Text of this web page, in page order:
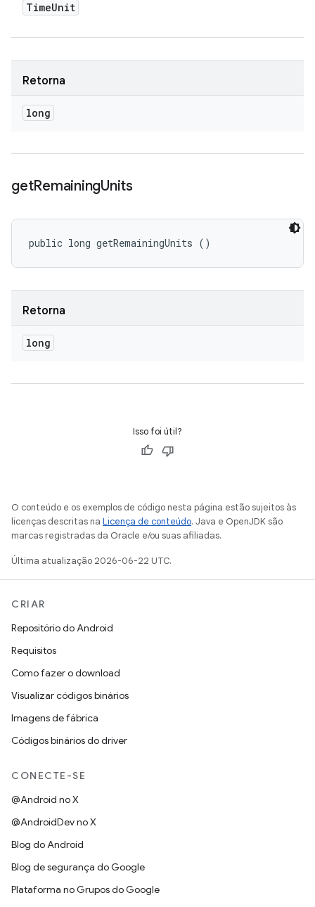
TimeUnit
Retorna
long
getRemainingUnits
public long getRemainingUnits ()
Retorna
long
Isso foi útil?
O conteúdo e os exemplos de código nesta página estão sujeitos às
licenças descritas na Licença de conteúdo. Java e OpenJDK são
marcas registradas da Oracle e/ou suas afiliadas.
Última atualização 2026-06-22 UTC.
CRIAR
Repositório do Android
Requisitos
Como fazer o download
Visualizar códigos binários
Imagens de fábrica
Códigos binários do driver
CONECTE-SE
@Android no X
@AndroidDev no X
Blog do Android
Blog de segurança do Google
Plataforma no Grupos do Google